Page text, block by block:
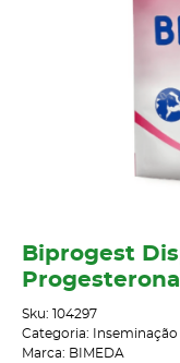
Biprogest
Sku: 104297
Categoria:
Inseminação
Marca: BIMEDA